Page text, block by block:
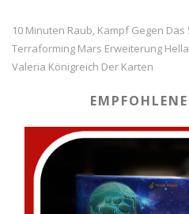
10 Minuten Raub, Kampf Gegen
Terraforming Mars Erweiterung
Valeria Königreich Der Karten